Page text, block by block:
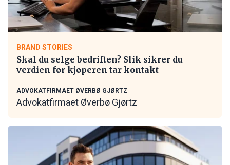
BRAND STORIES
Skal du selge bedriften? Slik sikrer du
verdien før kjøperen tar kontakt
ADVOKATFIRMAET ØVERBØ GJØRTZ
Advokatfirmaet Øverbø Gjørtz